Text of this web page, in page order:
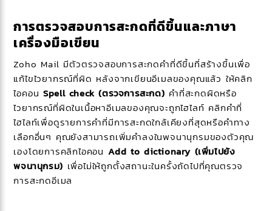
การตรวจสอบการสะกดที่ดีขึ้นและภาษา
เครื่องมือเขียน
Zoho Mail มีตัวตรวจสอบการสะกดคำที่ดีขึ้นที่สร้างขึ้นเพื่อ
แก้ไขไวยากรณ์ที่ผิด หลังจากเขียนอีเมลของคุณแล้ว ให้คลิก
ไอคอนSpell check (ตรวจการสะกด) คำที่สะกดผิดหรือ
ไวยากรณ์ที่ผิดในเนื้อหาอีเมลของคุณจะถูกไฮไลท์ คลิกคำที่
ไฮไลท์เพื่อดูรายการคำที่มีการสะกดใกล้เคียงที่สุดหรือคำทาง
เลือกอื่นๆ คุณยังสามารถเพิ่มคำลงในพจนานุกรมของตัวคุณ
เองโดยการคลิกไอคอน Add to dictionary (เพิ่มไปยัง
พจนานุกรม) เพื่อไม่ให้ถูกตั้งสถานะในครั้งถัดไปที่คุณตรวจ
การสะกดอีเมล